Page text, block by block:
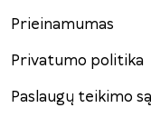
Prieinamumas
Privatumo politika
Paslaugų teikimo